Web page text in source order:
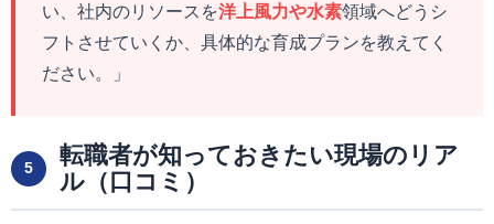
い、社内のリソースを洋上風力や水素領域へどうシ
フトさせていくか、具体的な育成プランを教えてく
ださい。」
5
転職者が知っておきたい現場のリア
ル（口コミ）